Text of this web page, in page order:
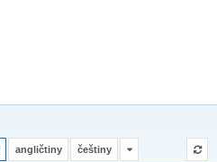
angličtiny češtiny